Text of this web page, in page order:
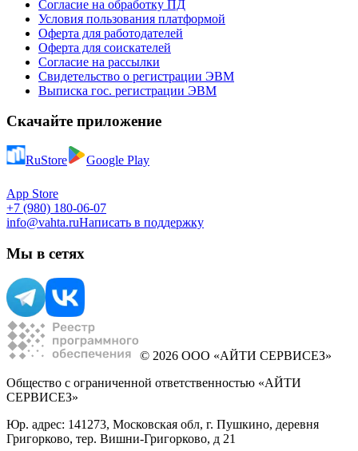
Согласие на обработку ПД
Условия пользования платформой
Оферта для работодателей
Оферта для соискателей
Согласие на рассылки
Свидетельство о регистрации ЭВМ
Выписка гос. регистрации ЭВМ
Скачайте приложение
RuStore Google Play
App Store
+7 (980) 180-06-07
info@vahta.ruНаписать в поддержку
Мы в сетях
© 2026 ООО «АЙТИ СЕРВИСЕЗ»
Общество с ограниченной ответственностью «АЙТИ
СЕРВИСЕЗ»
Юр. адрес: 141273, Московская обл, г. Пушкино, деревня
Григорково, тер. Вишни-Григорково, д 21